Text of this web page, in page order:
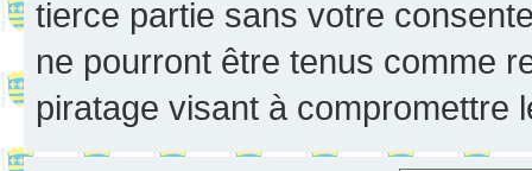
tierce partie sans votre
ne pourront être tenus comme
piratage visant à compromettre